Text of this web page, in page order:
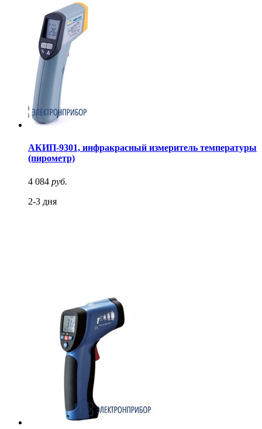
АКИП-9301, инфракрасный измеритель температуры
(пирометр)
4 084 руб.
2-3 дня